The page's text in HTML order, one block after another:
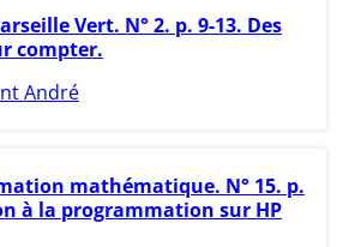
Vert. N° 2. p. 9-13. Des
compter.
André
mathématique. N° 15. p.
à la programmation sur HP